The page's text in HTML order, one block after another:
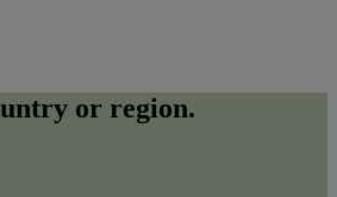
or region.